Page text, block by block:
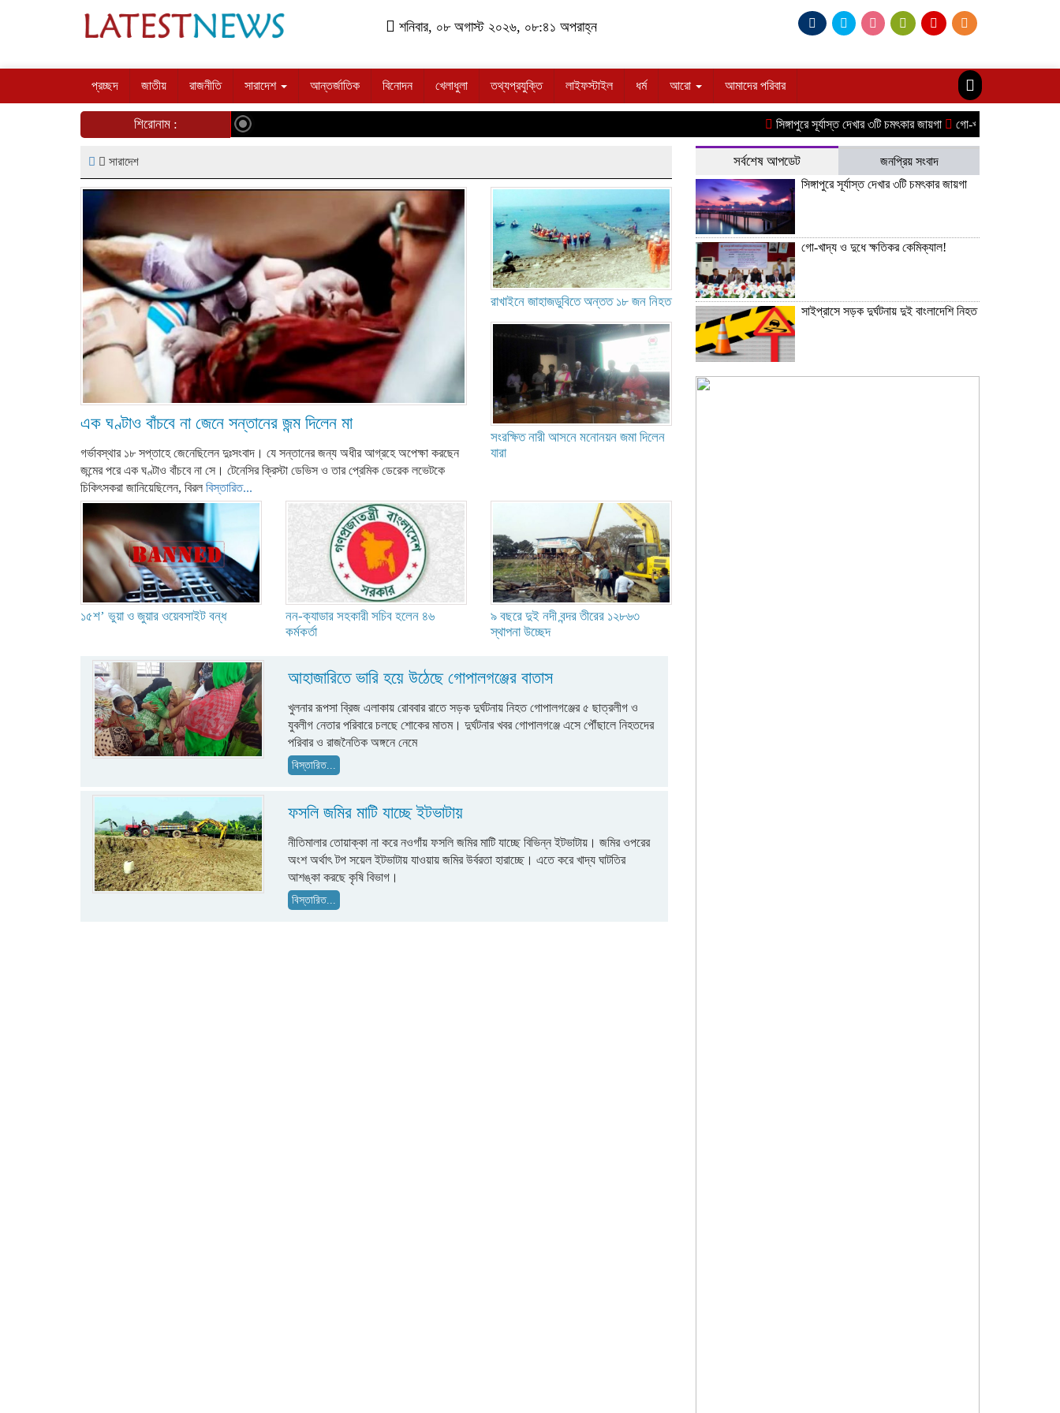
শনিবার, ০৮ অগাস্ট ২০২৬, ০৮:৪১ অপরাহ্ন
প্রচ্ছদ জাতীয় রাজনীতি সারাদেশ আন্তর্জাতিক বিনোদন খেলাধুলা তথ্যপ্রযুক্তি লাইফস্টাইল ধর্ম আরো আমাদের পরিবার
শিরোনাম : সিঙ্গাপুরে সূর্যাস্ত দেখার ৩টি চমৎকার জায়গা গো-খাদ্য ও দুধে ক্ষতিকর
সারাদেশ
এক ঘণ্টাও বাঁচবে না জেনে সন্তানের জন্ম দিলেন মা
গর্ভাবস্থার ১৮ সপ্তাহে জেনেছিলেন দুঃসংবাদ। যে সন্তানের জন্য অধীর আগ্রহে অপেক্ষা করছেন
জন্মের পরে এক ঘণ্টাও বাঁচবে না সে। টেনেসির ক্রিস্টা ডেভিস ও তার প্রেমিক ডেরেক লভেটকে
চিকিৎসকরা জানিয়েছিলেন, বিরল বিস্তারিত...
রাখাইনে জাহাজডুবিতে অন্তত ১৮ জন নিহত
সংরক্ষিত নারী আসনে মনোনয়ন জমা দিলেন
যারা
১৫শ’ ভুয়া ও জুয়ার ওয়েবসাইট বন্ধ
নন-ক্যাডার সহকারী সচিব হলেন ৪৬
কর্মকর্তা
৯ বছরে দুই নদী বন্দর তীরের ১২৮৬৩
স্থাপনা উচ্ছেদ
আহাজারিতে ভারি হয়ে উঠেছে গোপালগঞ্জের বাতাস
খুলনার রূপসা ব্রিজ এলাকায় রোববার রাতে সড়ক দুর্ঘটনায় নিহত গোপালগঞ্জের ৫ ছাত্রলীগ ও
যুবলীগ নেতার পরিবারে চলছে শোকের মাতম। দুর্ঘটনার খবর গোপালগঞ্জে এসে পৌঁছালে নিহতদের
পরিবার ও রাজনৈতিক অঙ্গনে নেমে
বিস্তারিত...
ফসলি জমির মাটি যাচ্ছে ইটভাটায়
নীতিমালার তোয়াক্কা না করে নওগাঁয় ফসলি জমির মাটি যাচ্ছে বিভিন্ন ইটভাটায়। জমির ওপরের
অংশ অর্থাৎ টপ সয়েল ইটভাটায় যাওয়ায় জমির উর্বরতা হারাচ্ছে। এতে করে খাদ্য ঘাটতির
আশঙ্কা করছে কৃষি বিভাগ।
বিস্তারিত...
সর্বশেষ আপডেট
জনপ্রিয় সংবাদ
সিঙ্গাপুরে সূর্যাস্ত দেখার ৩টি চমৎকার জায়গা
গো-খাদ্য ও দুধে ক্ষতিকর কেমিক্যাল!
সাইপ্রাসে সড়ক দুর্ঘটনায় দুই বাংলাদেশি নিহত
‘ভারতের সাধারণ মানুষও পাকিস্তানের সঙ্গে